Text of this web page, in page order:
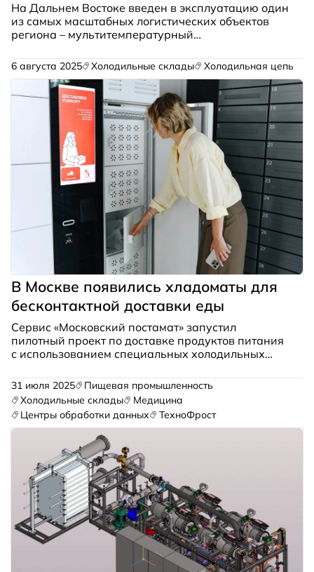
На Дальнем Востоке введен в эксплуатацию один
из самых масштабных логистических объектов
региона – мультитемпературный
«Пятерочка» (X5 Group). Проект холодоснабжения
на природном хладагенте CO2 для нового
комплекса успешно реализовала ГК «КриоФрост».
6 августа 2025 Холодильные склады Холодильная цепь
В Москве появились хладоматы для
бесконтактной доставки еды
Сервис «Московский постамат» запустил
пилотный проект по доставке продуктов питания
с использованием специальных холодильных
в инновационном кластере «Ломоносов», где
работает более двух тысяч сотрудников.
31 июля 2025
Пищевая промышленность
Холодильные склады
Медицина
Центры обработки данных
ТехноФрост